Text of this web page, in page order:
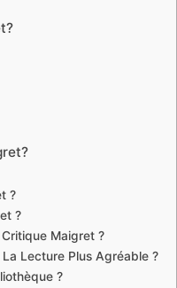
?
?
Critique Maigret ?
Lecture Plus Agréable ?
?